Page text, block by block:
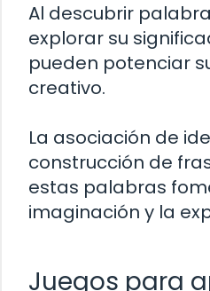
Al descubrir
explorar su
pueden potenciar
creativo.
La asociación de
construcción de
estas palabras
imaginación y la
Juegos para